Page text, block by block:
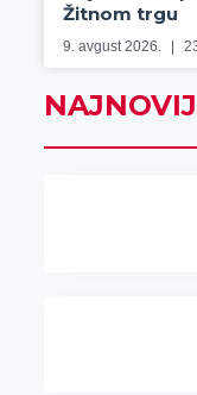
Žitnom trgu
9. avgust 2026.